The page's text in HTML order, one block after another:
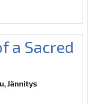
a Sacred
Jännitys